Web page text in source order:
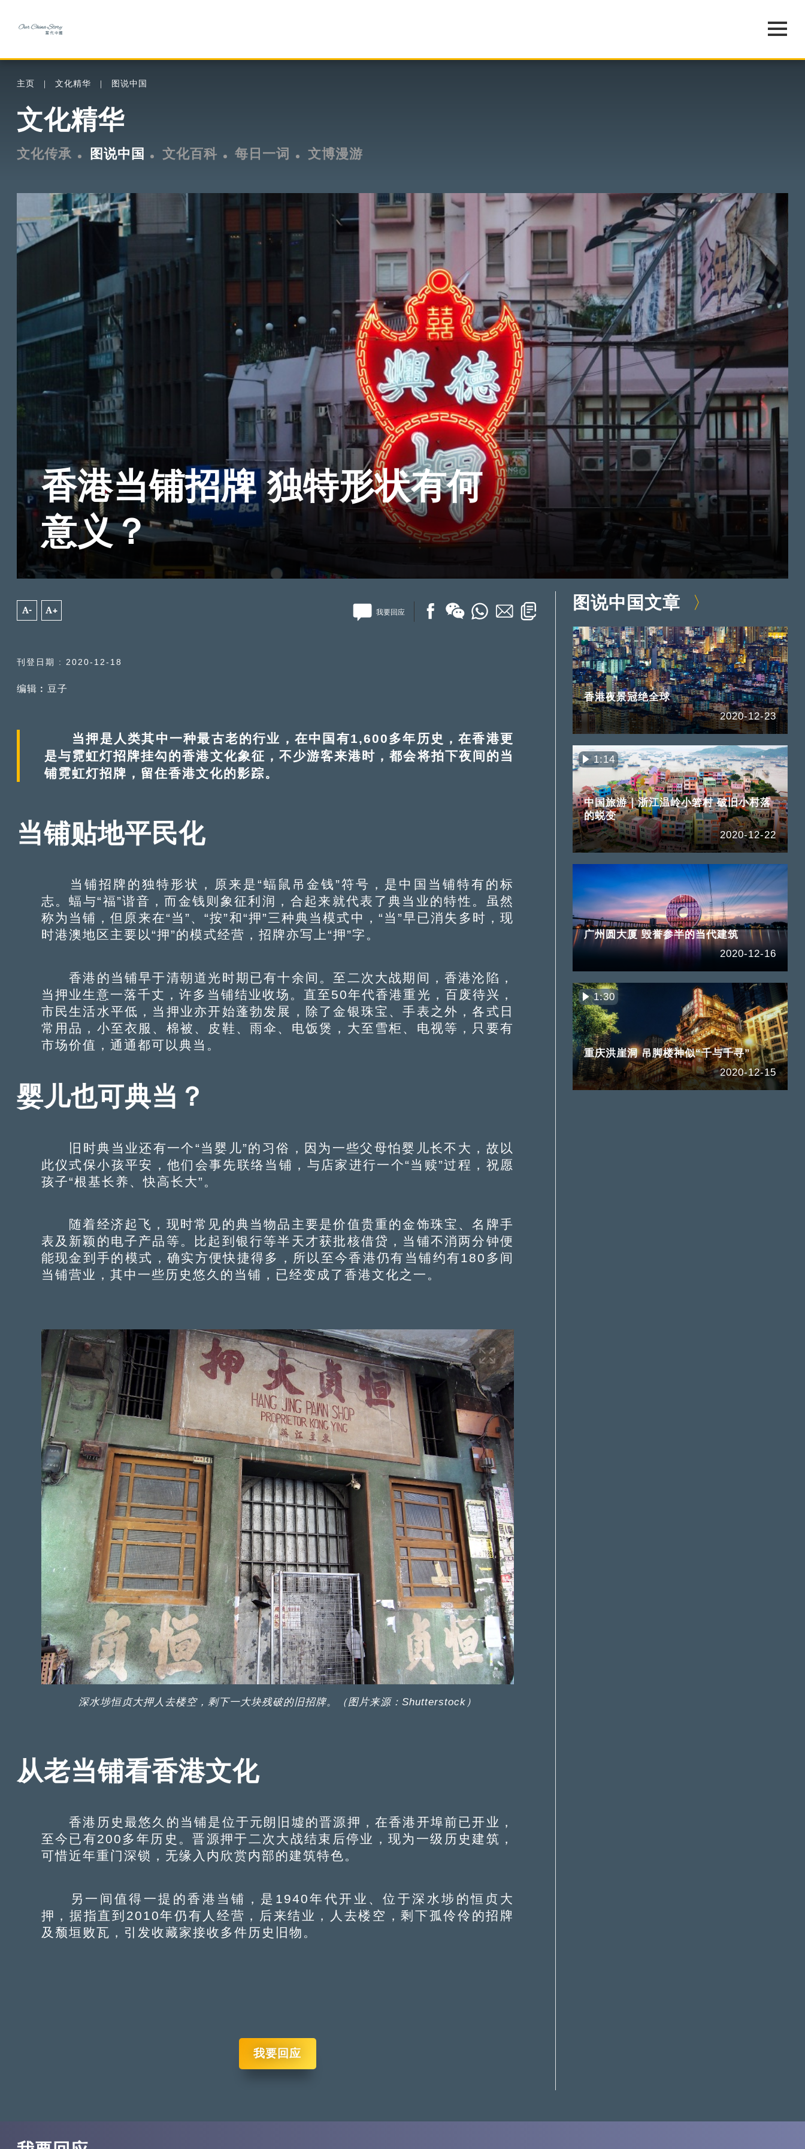
主页 文化精华 图说中国
文化精华
文化传承 图说中国 文化百科 每日一词 文博漫游
香港当铺招牌 独特形状有何
意义？
A- A+ 我要回应
刊登日期 : 2020-12-18
编辑︰豆子
当押是人类其中一种最古老的行业，在中国有1,600多年历史，在香港更
是与霓虹灯招牌挂勾的香港文化象征，不少游客来港时，都会将拍下夜间的当
铺霓虹灯招牌，留住香港文化的影踪。
当铺贴地平民化
当铺招牌的独特形状，原来是“蝠鼠吊金钱”符号，是中国当铺特有的标
志。蝠与“福”谐音，而金钱则象征利润，合起来就代表了典当业的特性。虽然
称为当铺，但原来在“当”、“按”和“押”三种典当模式中，“当”早已消失多时，现
时港澳地区主要以“押”的模式经营，招牌亦写上“押”字。
香港的当铺早于清朝道光时期已有十余间。至二次大战期间，香港沦陷，
当押业生意一落千丈，许多当铺结业收场。直至50年代香港重光，百废待兴，
市民生活水平低，当押业亦开始蓬勃发展，除了金银珠宝、手表之外，各式日
常用品，小至衣服、棉被、皮鞋、雨伞、电饭煲，大至雪柜、电视等，只要有
市场价值，通通都可以典当。
婴儿也可典当？
旧时典当业还有一个“当婴儿”的习俗，因为一些父母怕婴儿长不大，故以
此仪式保小孩平安，他们会事先联络当铺，与店家进行一个“当赎”过程，祝愿
孩子“根基长养、快高长大”。
随着经济起飞，现时常见的典当物品主要是价值贵重的金饰珠宝、名牌手
表及新颖的电子产品等。比起到银行等半天才获批核借贷，当铺不消两分钟便
能现金到手的模式，确实方便快捷得多，所以至今香港仍有当铺约有180多间
当铺营业，其中一些历史悠久的当铺，已经变成了香港文化之一。
深水埗恒贞大押人去楼空，剩下一大块残破的旧招牌。（图片来源：Shutterstock）
从老当铺看香港文化
香港历史最悠久的当铺是位于元朗旧墟的晋源押，在香港开埠前已开业，
至今已有200多年历史。晋源押于二次大战结束后停业，现为一级历史建筑，
可惜近年重门深锁，无缘入内欣赏内部的建筑特色。
另一间值得一提的香港当铺，是1940年代开业、位于深水埗的恒贞大
押，据指直到2010年仍有人经营，后来结业，人去楼空，剩下孤伶伶的招牌
及颓垣败瓦，引发收藏家接收多件历史旧物。
我要回应
图说中国文章
香港夜景冠绝全球
2020-12-23
1:14
中国旅游｜浙江温岭小箬村 破旧小村落
的蜕变
2020-12-22
广州圆大厦 毁誉参半的当代建筑
2020-12-16
1:30
重庆洪崖洞 吊脚楼神似“千与千寻”
2020-12-15